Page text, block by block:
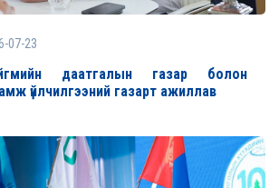
07-23
даатгалын газар болон
үйлчилгээний газарт ажиллав